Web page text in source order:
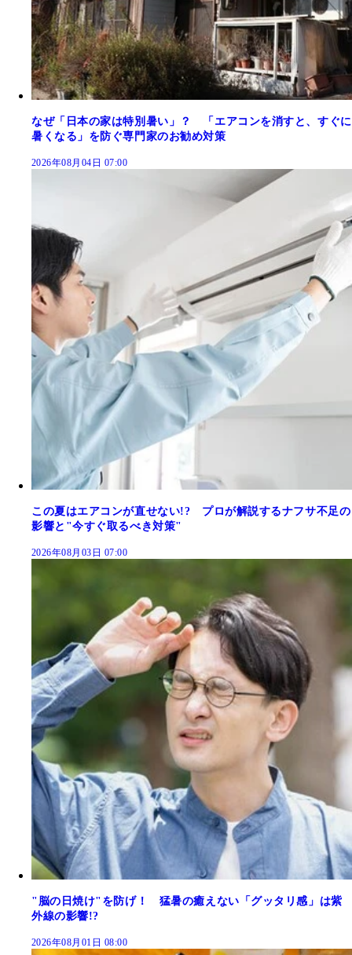
なぜ「日本の家は特別暑い」？ 「エアコンを消すと、すぐに
暑くなる」を防ぐ専門家のお勧め対策
2026年08月04日 07:00
この夏はエアコンが直せない!? プロが解説するナフサ不足の
影響と"今すぐ取るべき対策"
2026年08月03日 07:00
"脳の日焼け"を防げ！ 猛暑の癒えない「グッタリ感」は紫
外線の影響!?
2026年08月01日 08:00